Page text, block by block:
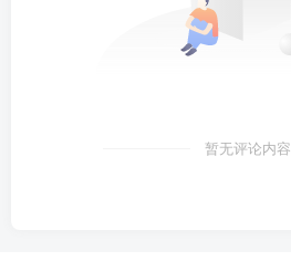
暂无评论内容